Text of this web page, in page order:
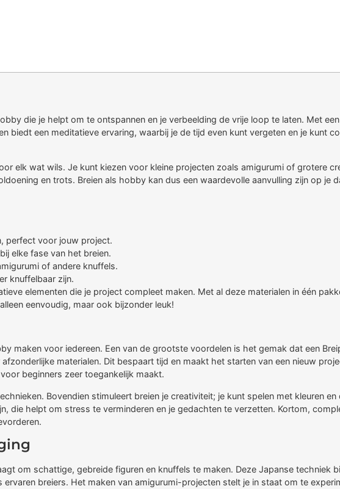
die je helpt om te ontspannen en je verbeelding de vrije loop te laten. Met een
biedt een meditatieve ervaring, waarbij je de tijd even kunt vergeten en je kunt
elk wat wils. Je kunt kiezen voor kleine projecten zoals amigurumi of grotere
en trots. Breien als hobby kan dus een waardevolle aanvulling zijn op je
perfect voor jouw project.
elke fase van het breien.
of andere knuffels.
knuffelbaar zijn.
elementen die je project compleet maken. Met al deze materialen in één
eenvoudig, maar ook bijzonder leuk!
maken voor iedereen. Een van de grootste voordelen is het gemak dat een
materialen. Dit bespaart tijd en maakt het starten van een nieuw
beginners zeer toegankelijk maakt.
Bovendien stimuleert breien je creativiteit; je kunt spelen met kleuren
die helpt om stress te verminderen en je gedachten te verzetten. Kortom,
om schattige, gebreide figuren en knuffels te maken. Deze Japanse techniek
breiers. Het maken van amigurumi-projecten stelt je in staat om te